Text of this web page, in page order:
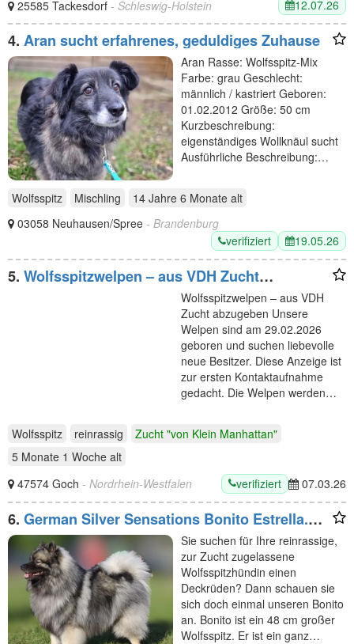
25585 Tackesdorf - Schleswig-Holstein 12.07.26
4. Aran sucht erfahrenes, geduldiges Zuhause
Aran Rasse: Wolfsspitz-Mix
Farbe: grau Geschlecht:
männlich / kastriert Geboren:
01.02.2012 Größe: 50 cm
Kurzbeschreibung:
eigenständiges Wollknäul sucht
Ausführliche Beschreibung:…
Wolfsspitz Mischling 14 Jahre 6 Monate alt
03058 Neuhausen/Spree - Brandenburg
verifiziert
19.05.26
5. Wolfsspitzwelpen – aus VDH Zucht
Wolfsspitzwelpen – aus VDH
Zucht abzugeben Unsere
Welpen sind am 29.02.2026
geboren und suchen liebevolle
neue Besitzer. Diese Anzeige ist
zur ersten Kontaktaufnahme
gedacht. Die Welpen werden…
Wolfsspitz reinrassig
Zucht "von Klein Manhattan"
5 Monate 1 Woche alt
47574 Goch - Nordrhein-Westfalen verifiziert 07.03.26
6. German Silver Sensations Bonito Estrella.
Kein Verkauf!
Sie suchen für Ihre reinrassige,
zur Zucht zugelassene
Wolfsspitzhündin einen
Deckrüden? Dann schauen sie
sich doch einmal unseren Bonito
an. Bonito ist ein 48 cm großer
Wolfsspitz. Er ist ein ganz…